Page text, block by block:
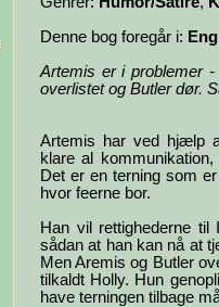
Denne bog foregår i:
Artemis er i problemer
overlistet og Butler dør.
Artemis har ved hjælp
klare al
Det er en terning som
hvor feerne bor.
Han vil rettighederne
sådan at han kan nå at
Men Aremis og Butler
tilkaldt Holly. Hun
have terningen tilbage